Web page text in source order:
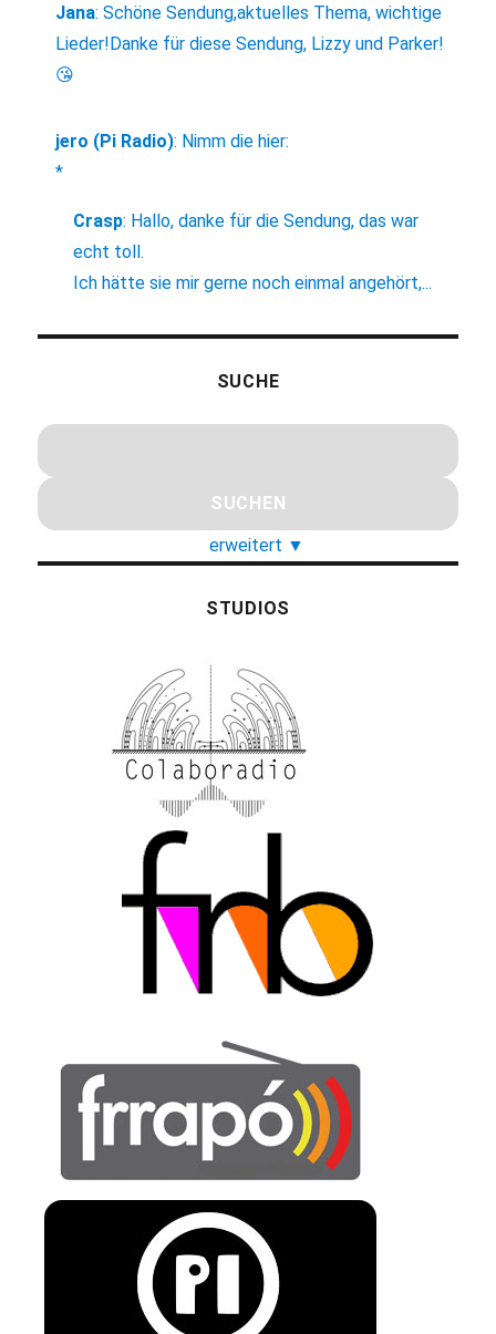
Jana:Schöne Sendung,aktuelles Thema, wichtige
Lieder!Danke für diese Sendung, Lizzy und Parker!
😘
jero (Pi Radio): Nimm die hier:
*
Crasp: Hallo, danke für die Sendung, das war
echt toll.
Ich hätte sie mir gerne noch einmal angehört,...
SUCHE
erweitert ▼
STUDIOS